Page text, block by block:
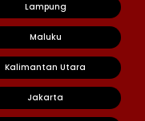
Lampung
Maluku
Kalimantan Utara
Jakarta